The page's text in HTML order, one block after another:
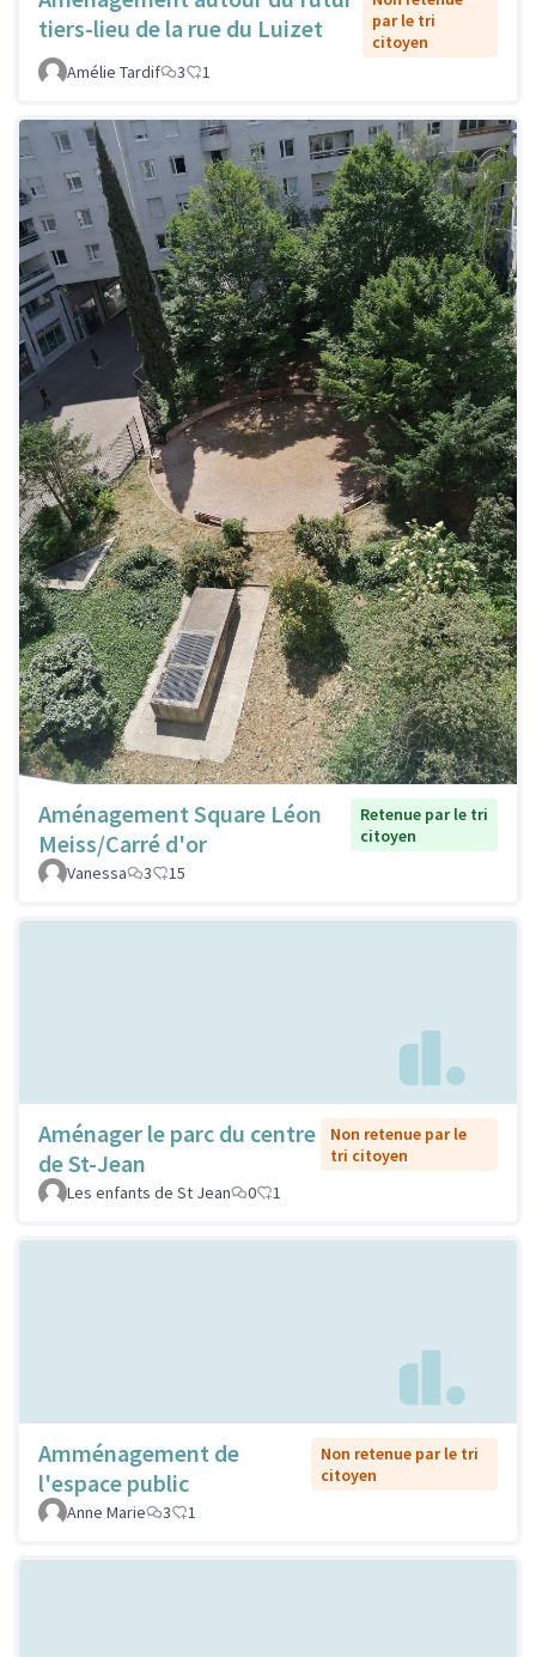
tiers-lieu de la rue du Luizet
par le tri
citoyen
Amélie Tardif
3 1
Aménagement Square Léon
Meiss/Carré d'or
Retenue par le tri
citoyen
Vanessa
3 15
Aménager le parc du centre
de St-Jean
Non retenue par le
tri citoyen
Les enfants de St Jean
0 1
Amménagement de
l'espace public
Non retenue par le tri
citoyen
Anne Marie
3 1